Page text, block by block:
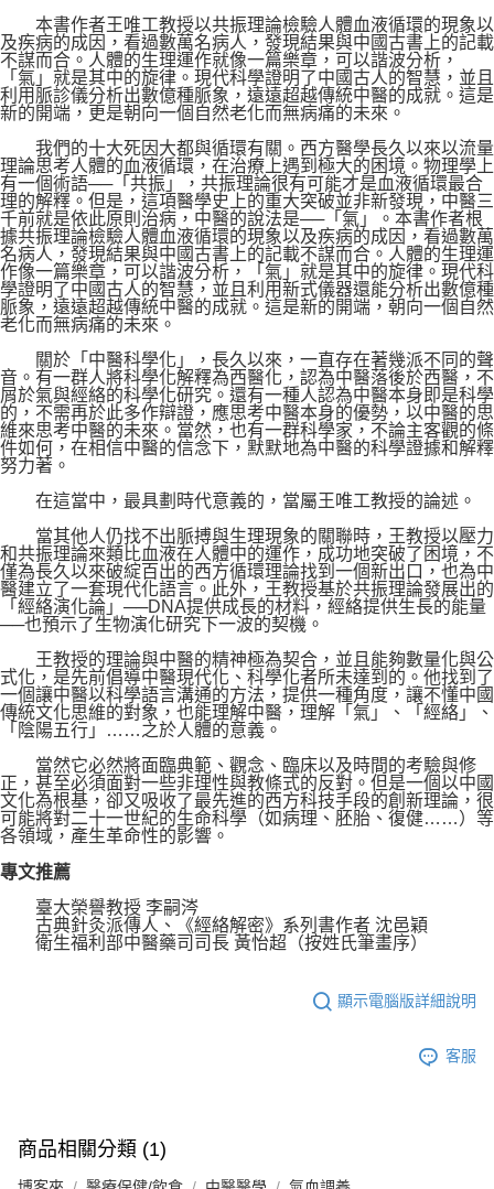
本書作者王唯工教授以共振理論檢驗人體血液循環的現象以
及疾病的成因，看過數萬名病人，發現結果與中國古書上的記載
不謀而合。人體的生理運作就像一篇樂章，可以諧波分析，
「氣」就是其中的旋律。現代科學證明了中國古人的智慧，並且
利用脈診儀分析出數億種脈象，遠遠超越傳統中醫的成就。這是
新的開端，更是朝向一個自然老化而無病痛的未來。
我們的十大死因大都與循環有關。西方醫學長久以來以流量
理論思考人體的血液循環，在治療上遇到極大的困境。物理學上
有一個術語──「共振」，共振理論很有可能才是血液循環最合
理的解釋。但是，這項醫學史上的重大突破並非新發現，中醫三
千前就是依此原則治病，中醫的說法是──「氣」。本書作者根
據共振理論檢驗人體血液循環的現象以及疾病的成因，看過數萬
名病人，發現結果與中國古書上的記載不謀而合。人體的生理運
作像一篇樂章，可以諧波分析，「氣」就是其中的旋律。現代科
學證明了中國古人的智慧，並且利用新式儀器還能分析出數億種
脈象，遠遠超越傳統中醫的成就。這是新的開端，朝向一個自然
老化而無病痛的未來。
關於「中醫科學化」，長久以來，一直存在著幾派不同的聲
音。有一群人將科學化解釋為西醫化，認為中醫落後於西醫，不
屑於氣與經絡的科學化研究。還有一種人認為中醫本身即是科學
的，不需再於此多作辯證，應思考中醫本身的優勢，以中醫的思
維來思考中醫的未來。當然，也有一群科學家，不論主客觀的條
件如何，在相信中醫的信念下，默默地為中醫的科學證據和解釋
努力著。
在這當中，最具劃時代意義的，當屬王唯工教授的論述。
當其他人仍找不出脈搏與生理現象的關聯時，王教授以壓力
和共振理論來類比血液在人體中的運作，成功地突破了困境，不
僅為長久以來破綻百出的西方循環理論找到一個新出口，也為中
醫建立了一套現代化語言。此外，王教授基於共振理論發展出的
「經絡演化論」──DNA提供成長的材料，經絡提供生長的能量
──也預示了生物演化研究下一波的契機。
王教授的理論與中醫的精神極為契合，並且能夠數量化與公
式化，是先前倡導中醫現代化、科學化者所未達到的。他找到了
一個讓中醫以科學語言溝通的方法，提供一種角度，讓不懂中國
傳統文化思維的對象，也能理解中醫，理解「氣」、「經絡」、
「陰陽五行」……之於人體的意義。
當然它必然將面臨典範、觀念、臨床以及時間的考驗與修
正，甚至必須面對一些非理性與教條式的反對。但是一個以中國
文化為根基，卻又吸收了最先進的西方科技手段的創新理論，很
可能將對二十一世紀的生命科學（如病理、胚胎、復健……）等
各領域，產生革命性的影響。
專文推薦
臺大榮譽教授 李嗣涔
古典針灸派傳人、《經絡解密》系列書作者 沈邑穎
衛生福利部中醫藥司司長 黃怡超（按姓氏筆畫序）
顯示電腦版詳細說明
客服
商品相關分類 (1)